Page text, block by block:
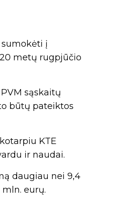
į
metų rugpjūčio
sąskaitų
būtų pateiktos
KTE
ir naudai.
daugiau nei 9,4
eurų.